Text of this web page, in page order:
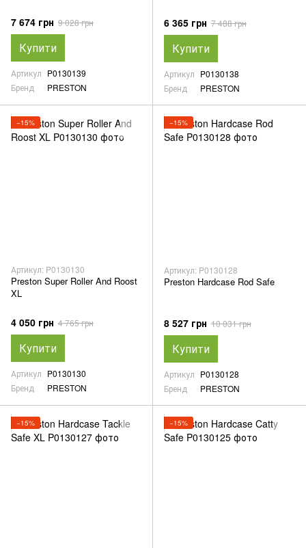
7 674 грн 9 028 грн
Купити
Артикул P0130139
Бренд
PRESTON
6 365 грн 7 488 грн
Купити
Артикул P0130138
Бренд
PRESTON
−15%
Артикул: P0130130
Preston Super Roller And Roost
XL
4 050 грн 4 765 грн
Купити
Артикул P0130130
Бренд
PRESTON
−15%
Артикул: P0130128
Preston Hardcase Rod Safe
8 527 грн 10 031 грн
Купити
Артикул P0130128
Бренд
PRESTON
−15% −15%